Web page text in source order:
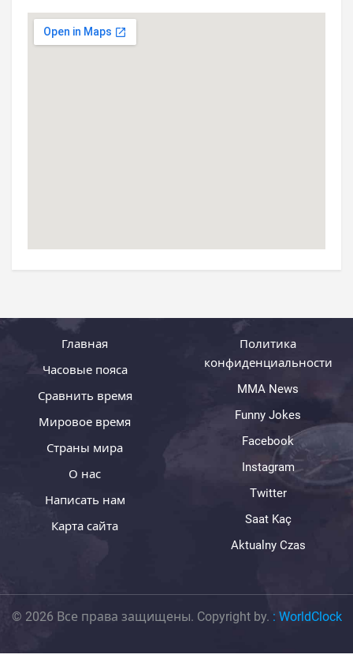
Главная
Часовые пояса
Сравнить время
Мировое время
Страны мира
О нас
Написать нам
Карта сайта
Политика
конфиденциальности
MMA News
Funny Jokes
Facebook
Instagram
Twitter
Saat Kaç
Aktualny Czas
© 2026 Все права защищены. Copyright by. : WorldClock